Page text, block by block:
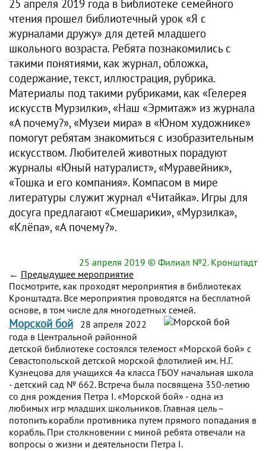
25 апреля 2019 года в Библиотеке семейного
чтения прошел библиотечный урок «Я с
журналами дружу» для детей младшего
школьного возраста. Ребята познакомились с
такими понятиями, как журнал, обложка,
содержание, текст, иллюстрация, рубрика.
Материалы под такими рубриками, как «Гелерея
искусств Мурзилки», «Наш «Эрмитаж» из журнала
«А почему?», «Музеи мира» в «Юном художнике»
помогут ребятам знакомиться с изобразительным
искусством. Любителей животных порадуют
журналы «Юный натуралист», «Муравейник»,
«Тошка и его компания». Компасом в мире
литературы служит журнал «Читайка». Игры для
досуга предлагают «Смешарики», «Мурзилка»,
«Клёпа», «А почему?».
25 апреля 2019 © Филиал №2. Кронштадт
← Предыдущее мероприятие
Посмотрите, как проходят мероприятия в библиотеках
Кронштадта. Все мероприятия проводятся на бесплатной
основе, в том числе для многодетных семей.
Морской бой
28 апреля 2022
года в Центральной районной
детской библиотеке состоялся телемост «Морской бой» с
Севастопольской детской морской флотилией им. Н.Г.
Кузнецова для учащихся 4а класса ГБОУ начальная школа
- детский сад № 662. Встреча была посвящена 350-летию
со дня рождения Петра I. «Морской бой» - одна из
любимых игр младших школьников. Главная цель –
потопить корабли противника путем прямого попадания в
корабль. При столкновении с миной ребята отвечали на
вопросы о жизни и деятельности Петра I.